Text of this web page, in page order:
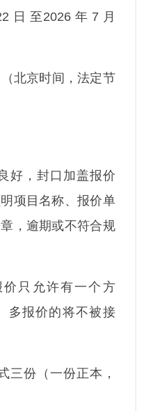
日 至2026 年 7 月
北京时间，法定节
好，封口加盖报价
项目名称、报价单
，逾期或不符合规
只允许有一个方
多报价的将不被接
三份（一份正本，